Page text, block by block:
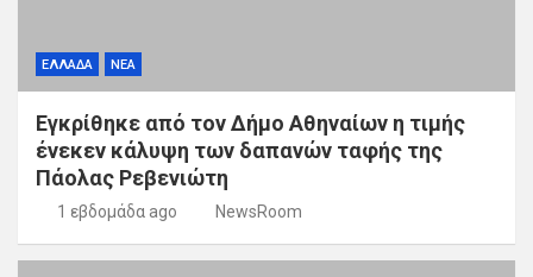
ΕΛΛΑΔΑ ΝΕΑ
Εγκρίθηκε από τον Δήμο Αθηναίων η τιμής
ένεκεν κάλυψη των δαπανών ταφής της
Πάολας Ρεβενιώτη
1 εβδομάδα ago NewsRoom